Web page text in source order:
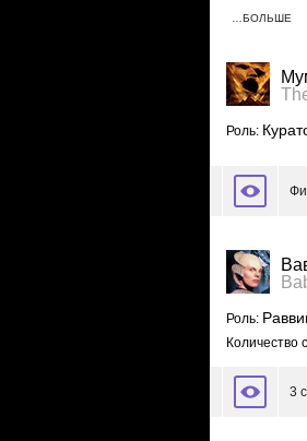
…БОЛЬШЕ
Роль:
Роль:
Количество
3